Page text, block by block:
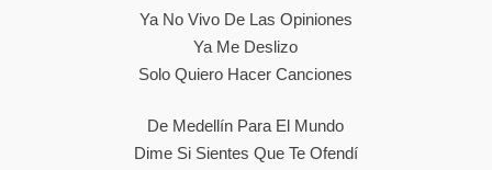
Ya No Vivo De Las Opiniones
Ya Me Deslizo
Solo Quiero Hacer Canciones
De Medellín Para El Mundo
Dime Si Sientes Que Te Ofendí